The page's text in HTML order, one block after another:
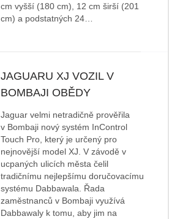
cm vyšší (180 cm), 12 cm širší (201
cm) a podstatných 24…
JAGUARU XJ VOZIL V
BOMBAJI OBĚDY
Jaguar velmi netradičně prověřila
v Bombaji nový systém InControl
Touch Pro, který je určený pro
nejnovější model XJ. V závodě v
ucpaných ulicích města čelil
tradičnímu nejlepšímu doručovacímu
systému Dabbawala. Řada
zaměstnanců v Bombaji využívá
Dabbawaly k tomu, aby jim na